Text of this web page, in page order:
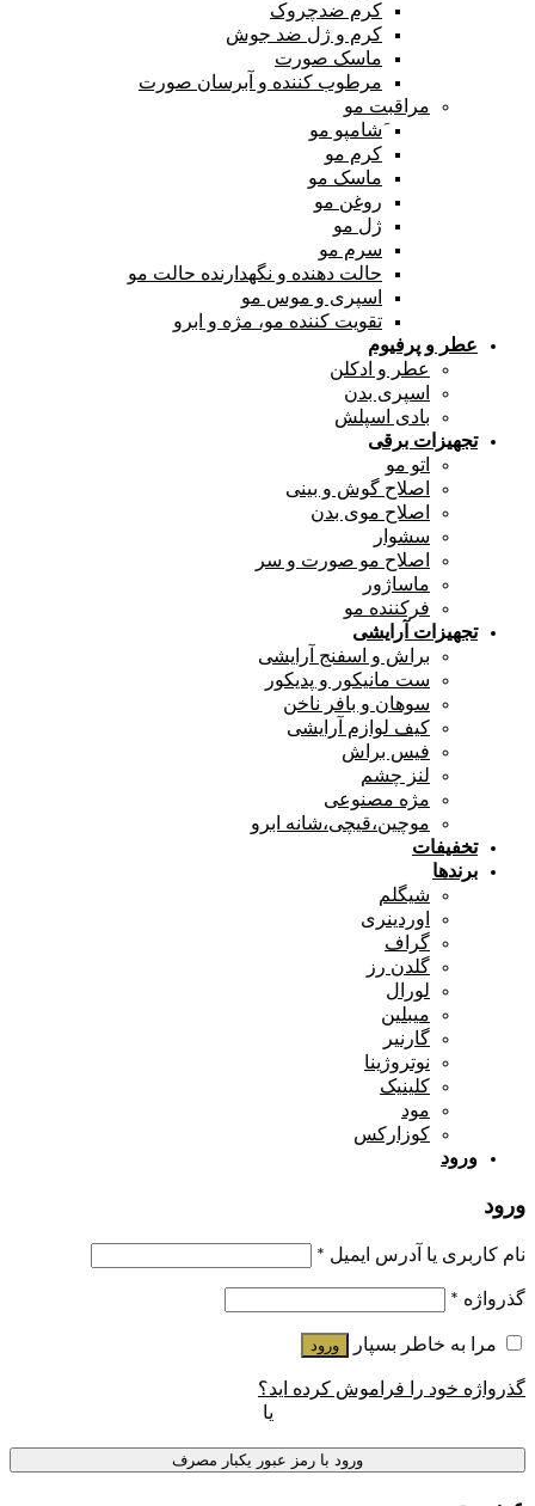
کرم ضدچروک
کرم و ژل ضد جوش
ماسک صورت
مرطوب کننده و آبرسان صورت
مراقبت مو
َشامپو مو
کرم مو
ماسک مو
روغن مو
ژل مو
سرم مو
حالت دهنده و نگهدارنده حالت مو
اسپری و موس مو
تقویت کننده مو، مژه و ابرو
عطر و پرفیوم
عطر و ادکلن
اسپری بدن
بادی اسپلش
تجهیزات برقی
اتو مو
اصلاح گوش و بینی
اصلاح موی بدن
سشوار
اصلاح مو صورت و سر
ماساژور
فرکننده مو
تجهیزات آرایشی
براش و اسفنج آرایشی
ست مانیکور و پدیکور
سوهان و بافر ناخن
کیف لوازم آرایشی
فیس براش
لنز چشم
مژه مصنوعی
موچین،قیچی،شانه ابرو
تخفیفات
برندها
شیگلم
اوردینری
گراف
گلدن رز
لورال
میبلین
گارنیر
نوتروژینا
کلینیک
مود
کوزارکس
ورود
ورود
نام کاربری یا آدرس ایمیل *
گذرواژه *
مرا به خاطر بسپار ورود
گذرواژه خود را فراموش کرده اید؟
یا
ورود با رمز عبور یکبار مصرف